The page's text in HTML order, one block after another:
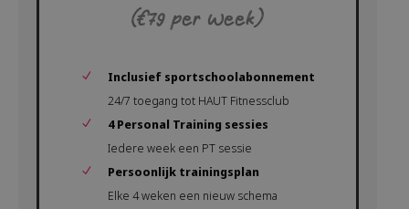
(€79 per week)
Inclusief sportschoolabonnement
24/7 toegang tot HAUT Fitnessclub
4 Personal Training sessies
Iedere week een PT sessie
Persoonlijk trainingsplan
Elke 4 weken een nieuw schema